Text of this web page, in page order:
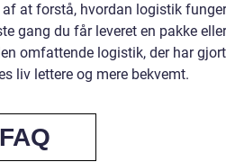
at forstå, hvordan logistik
gang du får leveret en pakke eller
omfattende logistik, der har
liv lettere og mere bekvemt.
FAQ